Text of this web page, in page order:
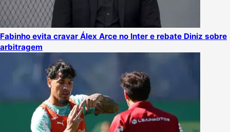
Fabinho evita cravar Álex Arce no Inter e rebate Diniz sobre
arbitragem